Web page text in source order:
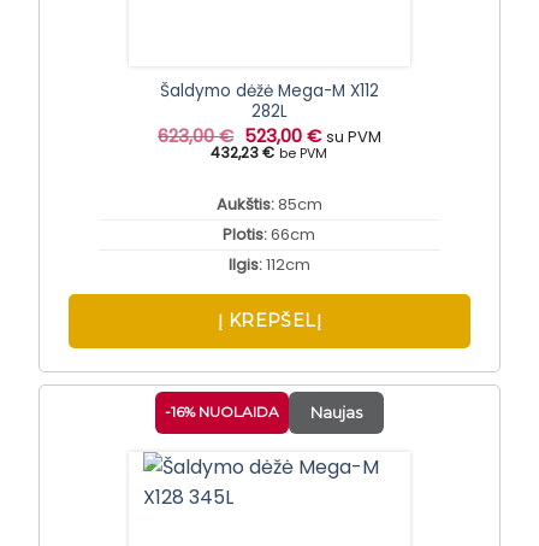
Šaldymo dėžė Mega-M X112
282L
623,00€ Original
price
was:
523,00€Current
price
is:
su PVM
432,23 € be PVM
Aukštis:85cm
Plotis:66cm
Ilgis:112cm
Į KREPŠELĮ
-16% NUOLAIDA Naujas